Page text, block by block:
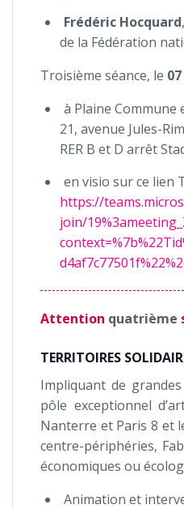
Frédéric Hocquard
de la Fédération
Troisième séance, le
à Plaine Commune
21, avenue Jules-
RER B et D arrêt
en visio sur ce lien
https://
join/
Attention quatrième
TERRITOIRES
Impliquant de
pôle exceptionnel
Nanterre et Paris 8 et
centre-périphéries,
économiques ou
Animation et